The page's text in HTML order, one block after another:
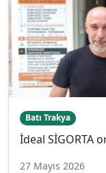
Batı Trakya
İdeal SİGORTA
27 Mayıs 2026